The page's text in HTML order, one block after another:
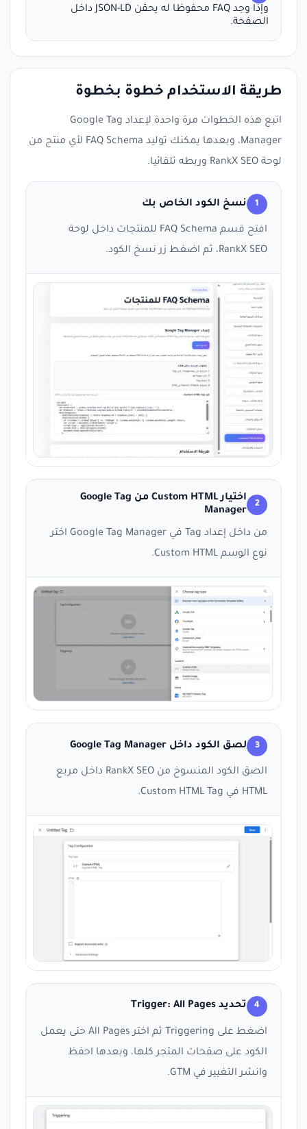
وإذا وجد FAQ محفوظا له يحقن JSON-LD داخل
الصفحة.
طريقة الاستخدام خطوة بخطوة
اتبع هذه الخطوات مرة واحدة لإعداد Google Tag
Manager، وبعدها يمكنك توليد FAQ Schema لأي منتج من
لوحة RankX SEO وربطه تلقائيا.
1 نسخ الكود الخاص بك
افتح قسم FAQ Schema للمنتجات داخل لوحة
RankX SEO، ثم اضغط زر نسخ الكود.
2
اختيار Custom HTML من Google Tag
Manager
من داخل إعداد Tag في Google Tag Manager اختر
نوع الوسم Custom HTML.
3 لصق الكود داخل Google Tag Manager
الصق الكود المنسوخ من RankX SEO داخل مربع
HTML في Custom HTML Tag.
4 تحديد Trigger: All Pages
اضغط على Triggering ثم اختر All Pages حتى يعمل
الكود على صفحات المتجر كلها، وبعدها احفظ
وانشر التغيير في GTM.